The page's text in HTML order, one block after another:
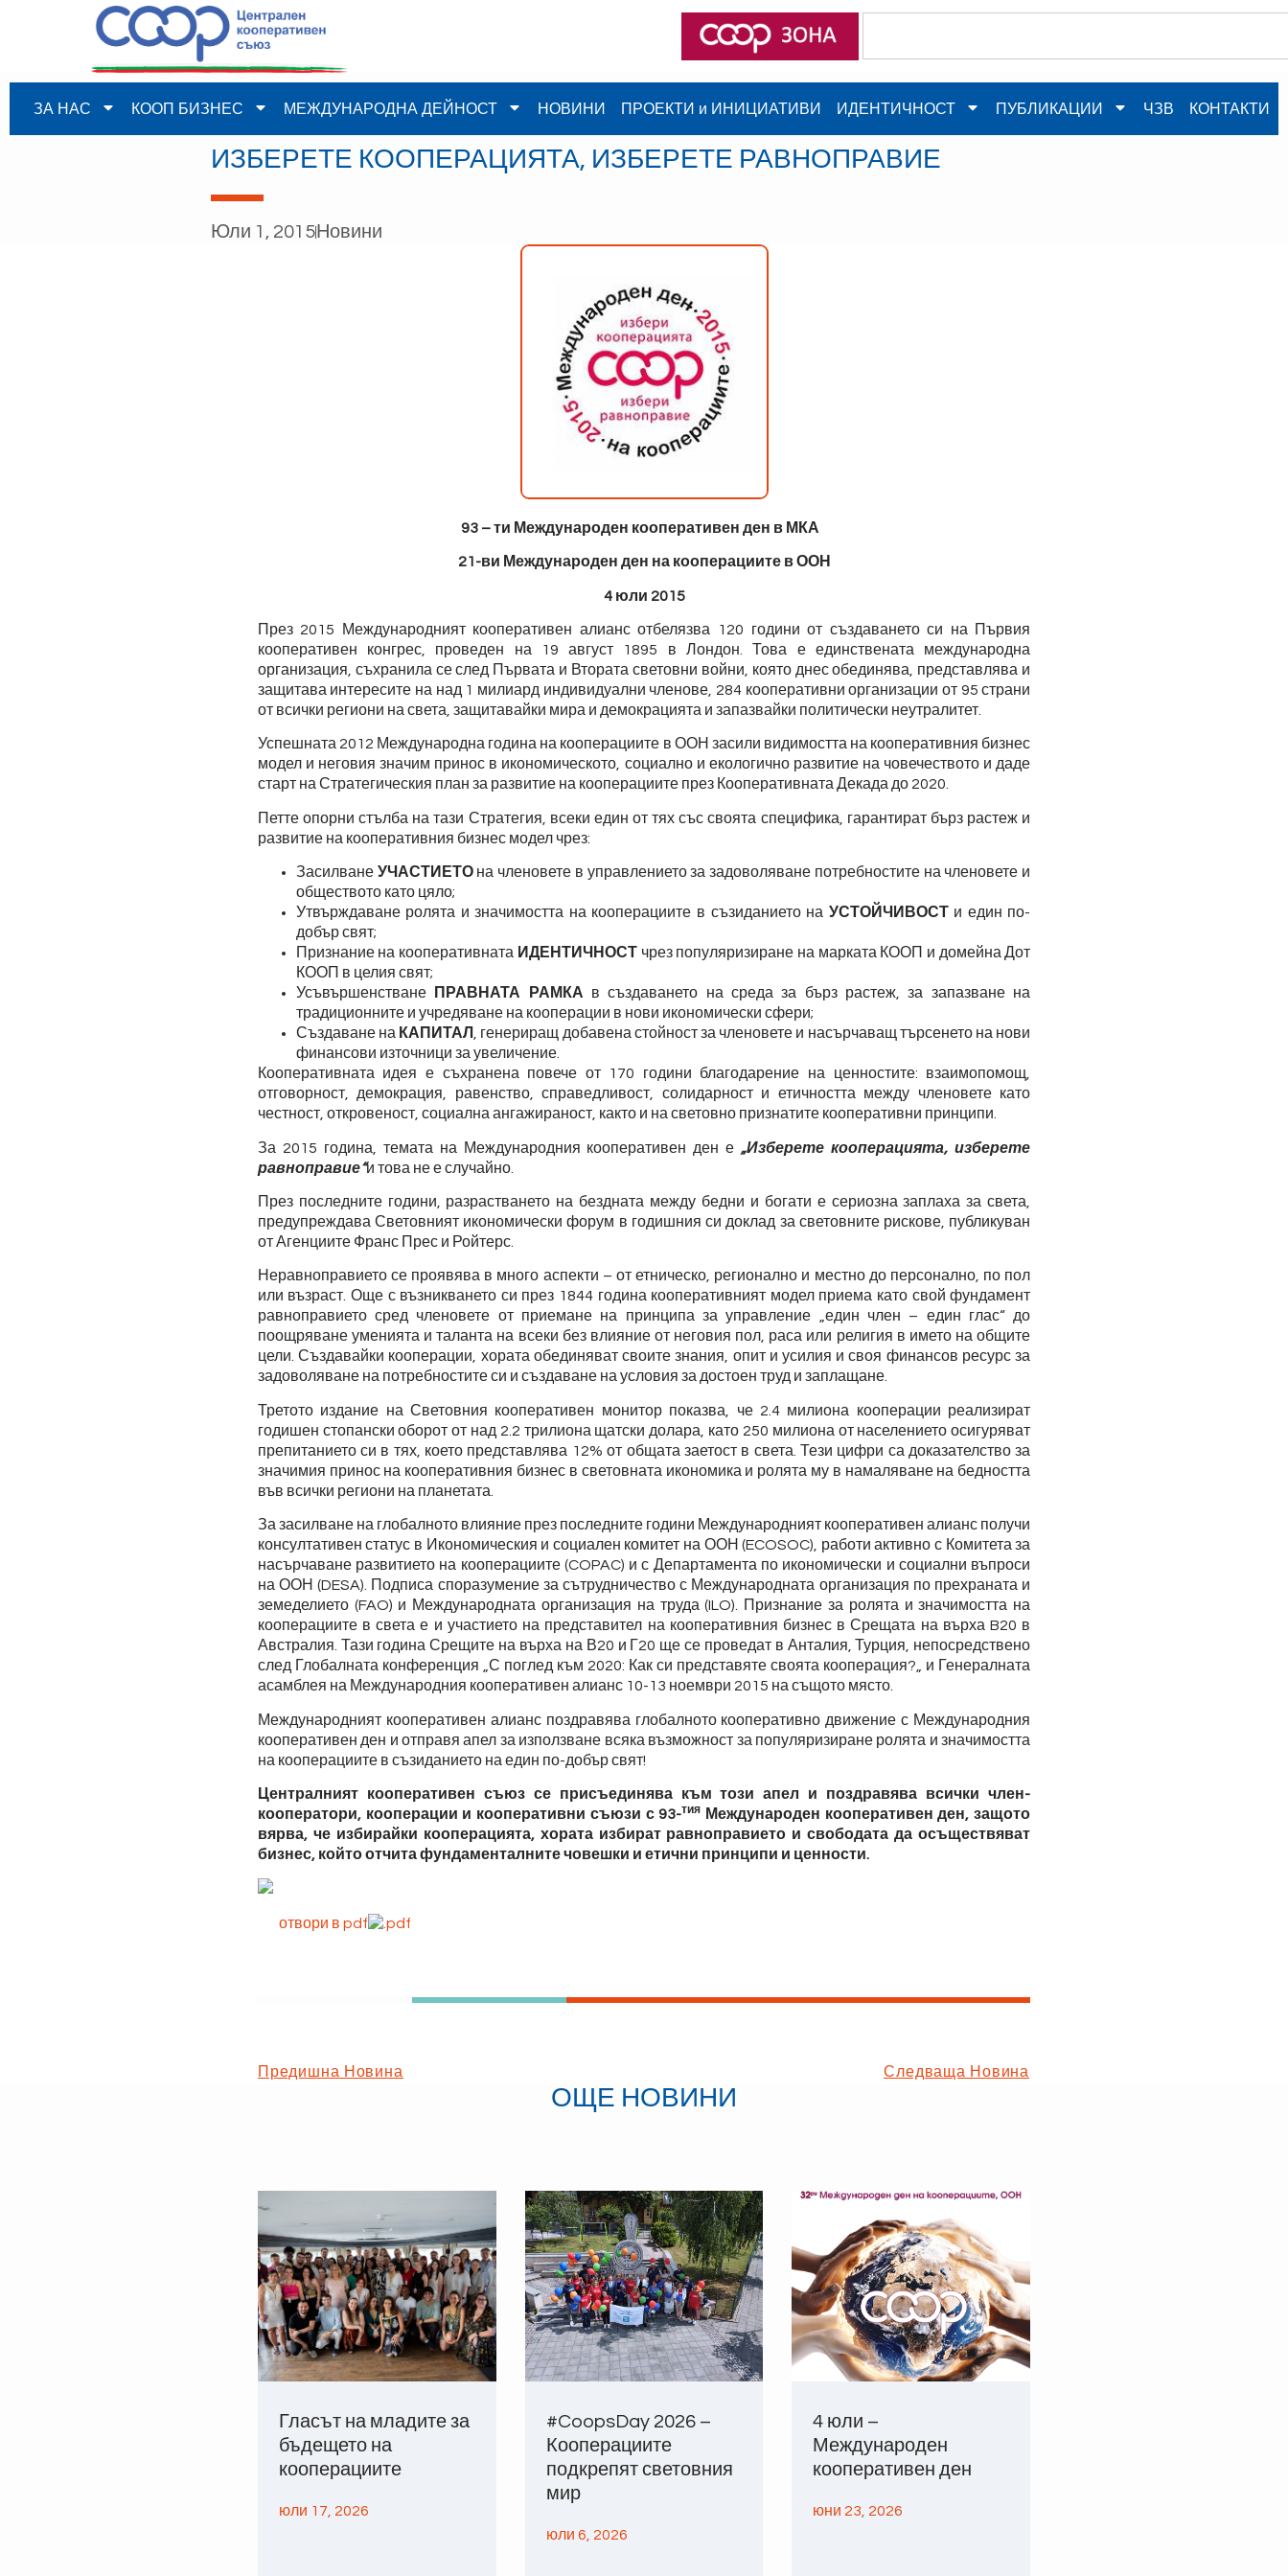
ЗА НАС КООП БИЗНЕС МЕЖДУНАРОДНА ДЕЙНОСТ НОВИНИ ПРОЕКТИ и ИНИЦИАТИВИ ИДЕНТИЧНОСТ ПУБЛИКАЦИИ ЧЗВ КОНТАКТИ
ИЗБЕРЕТЕ КООПЕРАЦИЯТА, ИЗБЕРЕТЕ РАВНОПРАВИЕ
Юли 1, 2015Новини
93 – ти Международен кооперативен ден в МКА
21-ви Международен ден на кооперациите в ООН
4 юли 2015
През 2015 Международният кооперативен алианс отбелязва 120 години от създаването си на Първия
кооперативен конгрес, проведен на 19 август 1895 в Лондон. Това е единствената международна
организация, съхранила се след Първата и Втората световни войни, която днес обединява, представлява и
защитава интересите на над 1 милиард индивидуални членове, 284 кооперативни организации от 95 страни
от всички региони на света, защитавайки мира и демокрацията и запазвайки политически неутралитет.
Успешната 2012 Международна година на кооперациите в ООН засили видимостта на кооперативния бизнес
модел и неговия значим принос в икономическото, социално и екологично развитие на човечеството и даде
старт на Стратегическия план за развитие на кооперациите през Кооперативната Декада до 2020.
Петте опорни стълба на тази Стратегия, всеки един от тях със своята специфика, гарантират бърз растеж и
развитие на кооперативния бизнес модел чрез:
Засилване УЧАСТИЕТОна членовете в управлението за задоволяване потребностите на членовете и
обществото като цяло;
Утвърждаване ролята и значимостта на кооперациите в съзиданието на УСТОЙЧИВОСТи един по-
добър свят;
Признание на кооперативната ИДЕНТИЧНОСТ чрез популяризиране на марката КООП и домейна Дот
КООП в целия свят;
Усъвършенстване
ПРАВНАТА РАМКА в създаването на среда за бърз растеж, за запазване на
традиционните и учредяване на кооперации в нови икономически сфери;
Създаване на КАПИТАЛ
, генериращ добавена стойност за членовете и насърчаващ търсенето на нови
финансови източници за увеличение.
Кооперативната идея е съхранена повече от 170 години благодарение на ценностите: взаимопомощ,
отговорност, демокрация, равенство, справедливост, солидарност и етичността между членовете като
честност, откровеност, социална ангажираност, както и на световно признатите кооперативни принципи.
За 2015 година, темата на Международния кооперативен ден е „Изберете кооперацията, изберете
равноправие“и това не е случайно.
През последните години, разрастването на бездната между бедни и богати е сериозна заплаха за света,
предупреждава Световният икономически форум в годишния си доклад за световните рискове, публикуван
от Агенциите Франс Прес и Ройтерс.
Неравноправието се проявява в много аспекти – от етническо, регионално и местно до персонално, по пол
или възраст. Още с възникването си през 1844 година кооперативният модел приема като свой фундамент
равноправието сред членовете от приемане на принципа за управление „един член – един глас“ до
поощряване уменията и таланта на всеки без влияние от неговия пол, раса или религия в името на общите
цели. Създавайки кооперации, хората обединяват своите знания, опит и усилия и своя финансов ресурс за
задоволяване на потребностите си и създаване на условия за достоен труд и заплащане.
Третото издание на Световния кооперативен монитор показва, че 2.4 милиона кооперации реализират
годишен стопански оборот от над 2.2 трилиона щатски долара, като 250 милиона от населението осигуряват
препитанието си в тях, което представлява 12% от общата заетост в света. Тези цифри са доказателство за
значимия принос на кооперативния бизнес в световната икономика и ролята му в намаляване на бедността
във всички региони на планетата.
За засилване на глобалното влияние през последните години Международният кооперативен алианс получи
консултативен статус в Икономическия и социален комитет на ООН (ECOSOC), работи активно с Комитета за
насърчаване развитието на кооперациите (COPAC) и с Департамента по икономически и социални въпроси
на ООН (DESA). Подписа споразумение за сътрудничество с Международната организация по прехраната и
земеделието (FAO) и Международната организация на труда (ILO). Признание за ролята и значимостта на
кооперациите в света е и участието на представител на кооперативния бизнес в Срещата на върха B20 в
Австралия. Тази година Срещите на върха на В20 и Г20 ще се проведат в Анталия, Турция, непосредствено
след Глобалната конференция „С поглед към 2020: Как си представяте своята кооперация?„ и Генералната
асамблея на Международния кооперативен алианс 10-13 ноември 2015 на същото място.
Международният кооперативен алианс поздравява глобалното кооперативно движение с Международния
кооперативен ден и отправя апел за използване всяка възможност за популяризиране ролята и значимостта
на кооперациите в съзиданието на един по-добър свят!
Централният кооперативен съюз се присъединява към този апел и поздравява всички член-
кооператори, кооперации и кооперативни съюзи с93-тия
Международен кооперативен ден, защото
вярва, че избирайки кооперацията, хората избират равноправието и свободата да осъществяват
бизнес, който отчита фундаменталните човешки и етични принципи и ценности.
отвори в pdf
Предишна Новина Следваща Новина
ОЩЕ НОВИНИ
Гласът на младите за
бъдещето на
кооперациите
юли 17, 2026
#CoopsDay 2026 –
Кооперациите
подкрепят световния
мир
юли 6, 2026
4 юли –
Международен
кооперативен ден
юни 23, 2026